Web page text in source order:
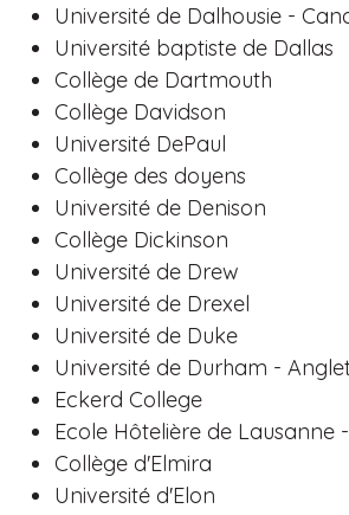
Université de Dalhousie -
Université baptiste de Dallas
Collège de Dartmouth
Collège Davidson
Université DePaul
Collège des doyens
Université de Denison
Collège Dickinson
Université de Drew
Université de Drexel
Université de Duke
Université de Durham -
Eckerd College
Ecole Hôtelière de Lausanne -
Collège d'Elmira
Université d'Elon